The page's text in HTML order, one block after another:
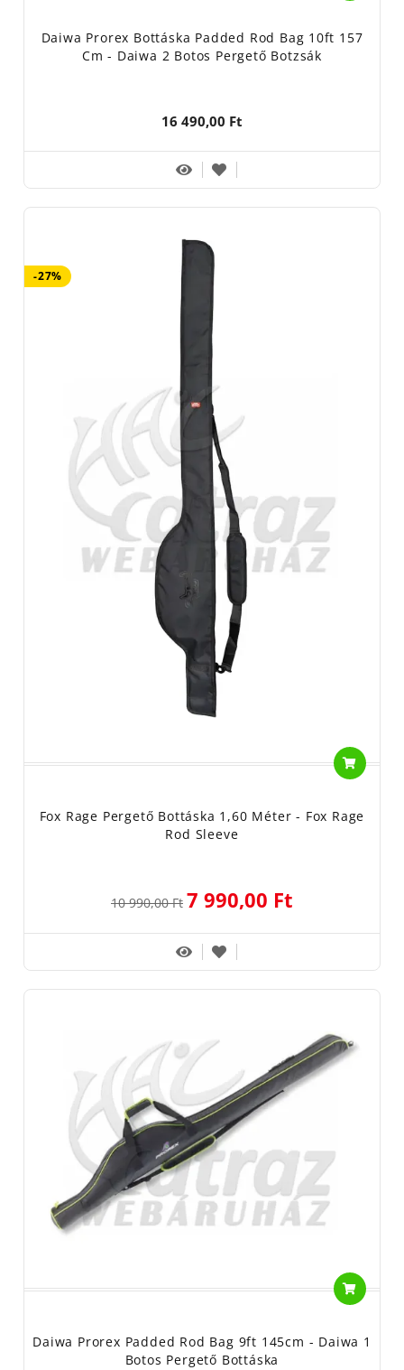
Daiwa Prorex Bottáska Padded Rod Bag 10ft 157
Cm - Daiwa 2 Botos Pergető Botzsák
16 490,00 Ft
-27%
Fox Rage Pergető Bottáska 1,60 Méter - Fox Rage
Rod Sleeve
10 990,00 Ft 7 990,00 Ft
Daiwa Prorex Padded Rod Bag 9ft 145cm - Daiwa 1
Botos Pergető Bottáska